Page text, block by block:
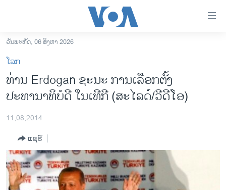
ເຂົ້າ
ຫາ
ຂ້າມ
ຂ້າມ
ຂ້າມ
ຫາ
ລາວ
ອາເມຣິກາ
ຂ່າວ​ຈີນ
ໂລກ
ເອເຊຍ
ອິດສະຫຼະພາບດ້ານການຂ່າວ
ວັນພະຫັດ, 06 ສິງຫາ 2026
ໂລກ
ທ່ານ Erdogan ​ຊະນະ ​ການ​ເລືອກ​ຕັ້ງ
ປະທານາທິບໍດີ ໃນເທີກີ (ສະໄລດ໌/ວີດີໂອ)
11,08,2014
ແຊຣ໌